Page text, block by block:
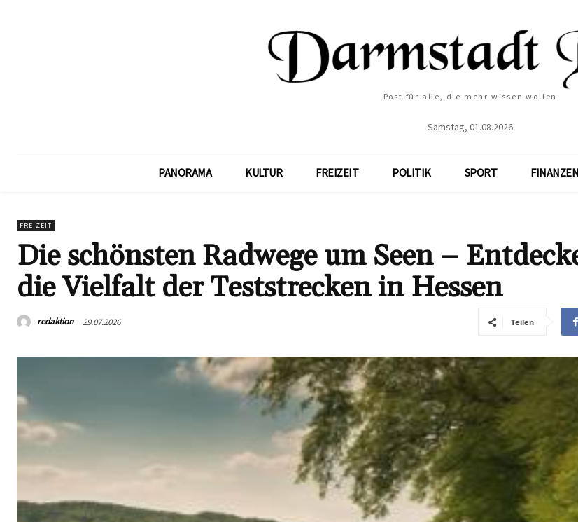
Post für alle, die mehr wissen wollen
Samstag, 01.08.2026
PANORAMA KULTUR FREIZEIT POLITIK SPORT FINANZEN
FREIZEIT
Die schönsten Radwege um Seen –
die Vielfalt der Teststrecken in Hessen
redaktion 29.07.2026 Teilen